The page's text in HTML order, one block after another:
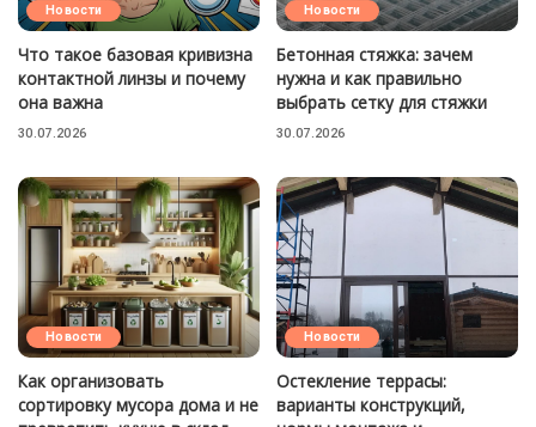
Новости
Что такое базовая кривизна
контактной линзы и почему
она важна
30.07.2026
Новости
Бетонная стяжка: зачем
нужна и как правильно
выбрать сетку для стяжки
30.07.2026
Новости
Как организовать
сортировку мусора дома и не
Новости
Остекление террасы:
варианты конструкций,